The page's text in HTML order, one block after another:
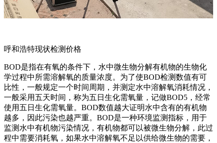
呼和浩特现状检测价格
BOD是指在有氧的条件下，水中微生物分解有机物的生物化
学过程中所需溶解氧的质量浓度。为了使BOD检测数值有可
比性，一般规定一个时间周期，并测定水中溶解氧消耗情况，
一般采用五天时间，称为五日生化需氧量，记做BOD5，经常
使用五日生化需氧量。BOD数值越大证明水中含有的有机物
越多，因此污染也越严重。BOD是一种环境监测指标，用于
监测水中有机物污染情况，有机物都可以被微生物分解，此过
程中需要消耗氧，如果水中溶解氧不足以供给微生物的需要，